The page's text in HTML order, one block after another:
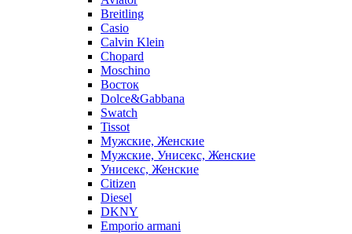
Breitling
Casio
Calvin Klein
Chopard
Moschino
Восток
Dolce&Gabbana
Swatch
Tissot
Мужские, Женские
Мужские, Унисекс, Женские
Унисекс, Женские
Citizen
Diesel
DKNY
Emporio armani